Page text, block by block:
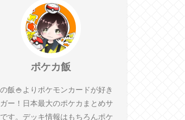
ポケカ飯
飯🍚よりポケモンカードが好き
ー！日本最大のポケカまとめサ
す。デッキ情報はもちろんポケ